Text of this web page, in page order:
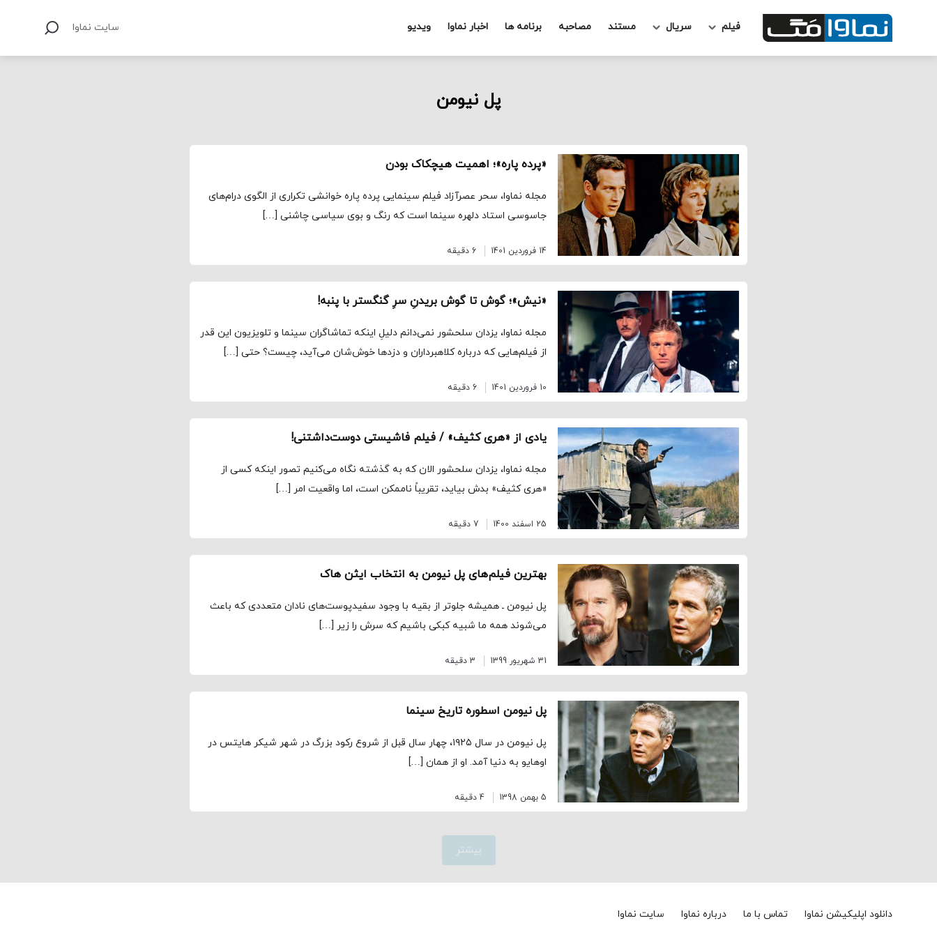
فیلم سریال مستند مصاحبه برنامه ها اخبار نماوا ویدیو سایت نماوا
پل نیومن
«پرده پاره»؛ اهمیت هیچکاک بودن
مجله نماوا، سحر عصرآزاد فیلم سینمایی پرده پاره خوانشی تکراری از الگوی درام‌های
جاسوسی استاد دلهره سینما است که رنگ و بوی سیاسی چاشنی […]
14 فروردین 1401 6 دقیقه
«نیش»؛ گوش تا گوش بریدنِ سرِ گنگستر با پنبه!
مجله نماوا، یزدان سلحشور نمی‌دانم دلیلِ اینکه تماشاگران سینما و تلویزیون این قدر
از فیلم‌هایی که درباره کلاهبرداران و دزدها خوش‌شان می‌آید، چیست؟ حتی […]
10 فروردین 1401 6 دقیقه
یادی از «هری کثیف» / فیلم فاشیستی دوست‌داشتنی!
مجله نماوا، یزدان سلحشور الان که به گذشته نگاه می‌کنیم تصور اینکه کسی از
«هری کثیف» بدش بیاید، تقریباً ناممکن است، اما واقعیت امر […]
25 اسفند 1400 7 دقیقه
بهترین فیلم‌های پل نیومن به انتخاب ایثن هاک
پل نیومن ـ همیشه جلوتر از بقیه با وجود سفید‌پوست‌های نادان متعددی که باعث
می‌شوند همه ما شبیه کبکی باشیم که سرش را زیر […]
31 شهریور 1399 3 دقیقه
پل نیومن اسطوره تاریخ سینما
پل نیومن در سال ۱۹۲۵، چهار سال قبل از شروع رکود بزرگ در شهر شیکر هایتس در
اوهایو به دنیا آمد. او از همان […]
5 بهمن 1398 4 دقیقه
بیشتر
دانلود اپلیکیشن نماوا تماس با ما درباره نماوا سایت نماوا